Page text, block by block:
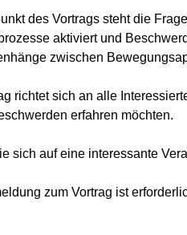
des Vortrags steht die
aktiviert und
zwischen
richtet sich an alle
erfahren möchten.
sich auf eine interessante
zum Vortrag ist